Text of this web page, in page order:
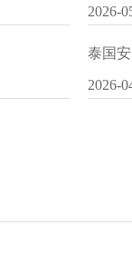
2026-
泰国
2026-